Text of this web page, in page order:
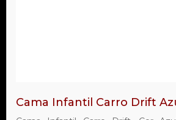
Cama Infantil Carro Drift